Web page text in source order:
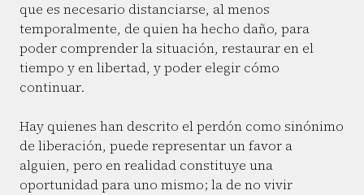
que es necesario distanciarse, al menos
temporalmente, de quien ha hecho daño, para
poder comprender la situación, restaurar en el
tiempo y en libertad, y poder elegir cómo
continuar.
Hay quienes han descrito el perdón como sinónimo
de liberación, puede representar un favor a
alguien, pero en realidad constituye una
oportunidad para uno mismo; la de no vivir